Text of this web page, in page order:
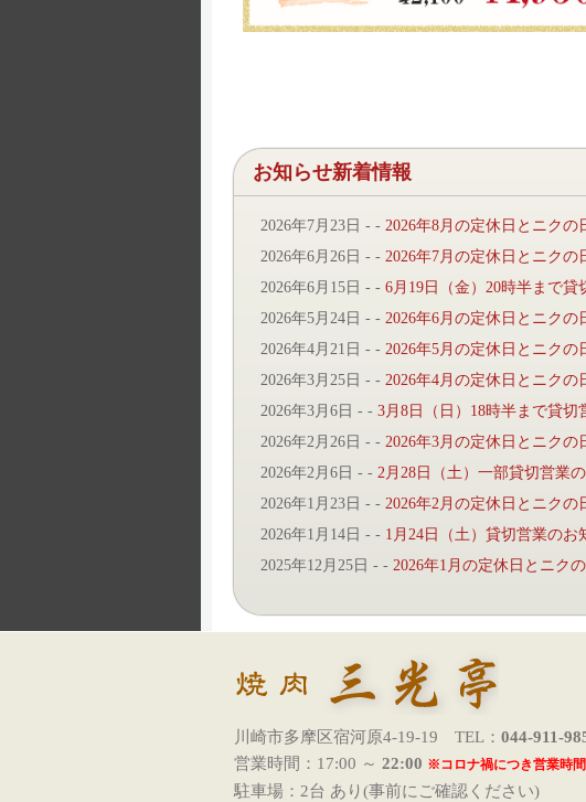
お知らせ新着情報
2026年7月23日 - - 2026年8月の定休日とニクの
2026年6月26日 - - 2026年7月の定休日とニクの
2026年6月15日 - - 6月19日（金）20時半まで貸
2026年5月24日 - - 2026年6月の定休日とニクの
2026年4月21日 - - 2026年5月の定休日とニクの
2026年3月25日 - - 2026年4月の定休日とニク
2026年3月6日 - - 3月8日（日）18時半まで貸切
2026年2月26日 - - 2026年3月の定休日とニクの
2026年2月6日 - - 2月28日（土）一部貸切営業
2026年1月23日 - - 2026年2月の定休日とニクの
2026年1月14日 - - 1月24日（土）貸切営業のお
2025年12月25日 - - 2026年1月の定休日とニク
川崎市多摩区宿河原4-19-19 TEL： 044-911-
営業時間：17:00 ～ 22:00 ※コロナ禍につき営業時
駐車場：2台 あり(事前にご確認ください)